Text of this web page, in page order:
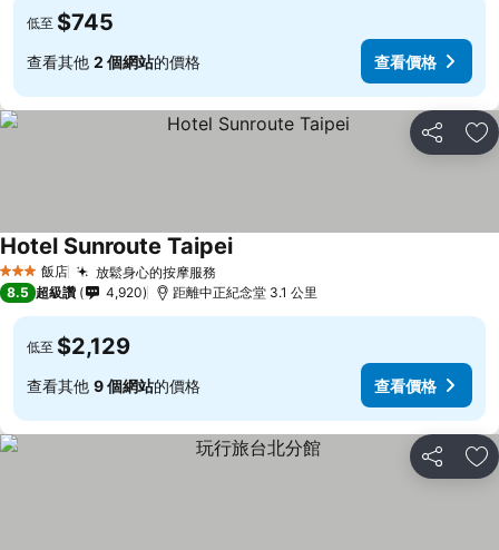
低至 $745
查看其他 2 個網站的價格 查看價格
分享 加
3 星級 飯店 放鬆身心的按摩服務
Hotel Sunroute Taipei
8.5 超級讚 4,920 距離中正紀念堂 3.1 公里
低至 $2,129
查看其他 9 個網站的價格 查看價格
分享 加